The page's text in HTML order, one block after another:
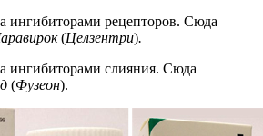
ингибиторами рецепторов. Сюда
(Целзентри).
ингибиторами слияния. Сюда
(Фузеон).